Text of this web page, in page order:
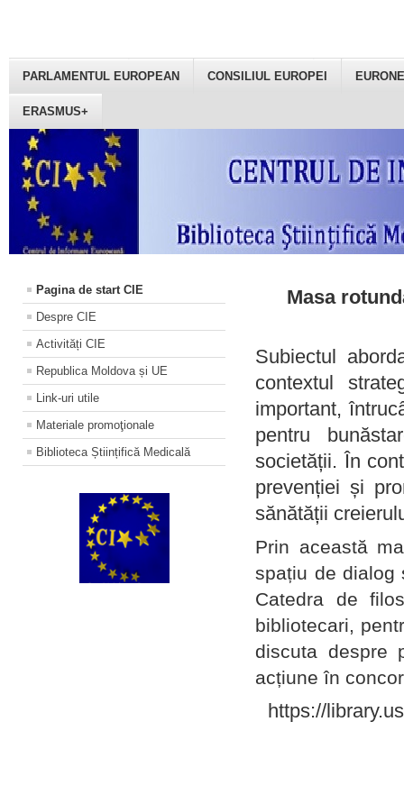
PARLAMENTUL EUROPEAN CONSILIUL EUROPEI
ERASMUS+
Pagina de start CIE
Despre CIE
Activități CIE
Republica Moldova și UE
Link-uri utile
Materiale promoţionale
Biblioteca Științifică Medicală
Masa
Subiectul
contextul
important,
pentru
societății. În
prevenției și
sănătății
Prin această
spațiu de dialog
Catedra de
bibliotecari,
discuta despre
acțiune în
https://